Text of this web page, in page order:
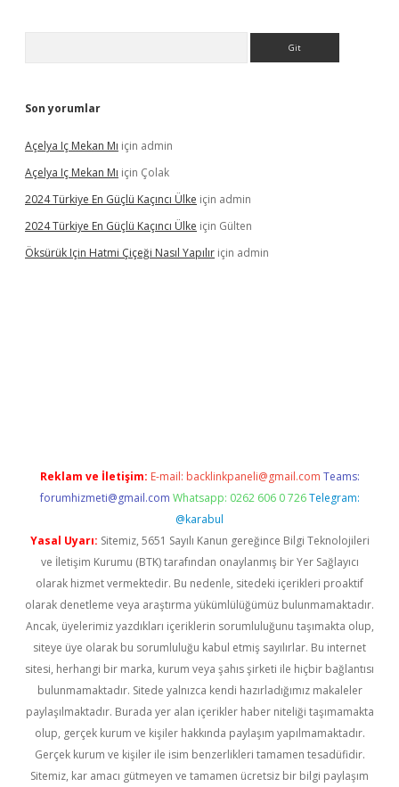
Son yorumlar
Açelya Iç Mekan Mı için admin
Açelya Iç Mekan Mı için Çolak
2024 Türkiye En Güçlü Kaçıncı Ülke için admin
2024 Türkiye En Güçlü Kaçıncı Ülke için Gülten
Öksürük Için Hatmi Çiçeği Nasıl Yapılır için admin
Reklam ve İletişim: E-mail: backlinkpaneli@gmail.com Teams:
forumhizmeti@gmail.com Whatsapp: 0262 606 0 726 Telegram:
@karabul
Yasal Uyarı: Sitemiz, 5651 Sayılı Kanun gereğince Bilgi Teknolojileri
ve İletişim Kurumu (BTK) tarafından onaylanmış bir Yer Sağlayıcı
olarak hizmet vermektedir. Bu nedenle, sitedeki içerikleri proaktif
olarak denetleme veya araştırma yükümlülüğümüz bulunmamaktadır.
Ancak, üyelerimiz yazdıkları içeriklerin sorumluluğunu taşımakta olup,
siteye üye olarak bu sorumluluğu kabul etmiş sayılırlar. Bu internet
sitesi, herhangi bir marka, kurum veya şahıs şirketi ile hiçbir bağlantısı
bulunmamaktadır. Sitede yalnızca kendi hazırladığımız makaleler
paylaşılmaktadır. Burada yer alan içerikler haber niteliği taşımamakta
olup, gerçek kurum ve kişiler hakkında paylaşım yapılmamaktadır.
Gerçek kurum ve kişiler ile isim benzerlikleri tamamen tesadüfidir.
Sitemiz, kar amacı gütmeyen ve tamamen ücretsiz bir bilgi paylaşım